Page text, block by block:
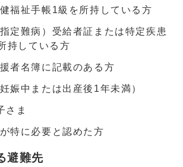
福祉手帳1級を所持している方
定難病）受給者証または特定疾患
持している方
者名簿に記載のある方
娠中または出産後1年未満）
さま
特に必要と認めた方
避難先